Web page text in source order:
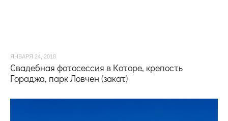
ЯНВАРЯ 24, 2018
Свадебная фотосессия в Которе, крепость
Гораджа, парк Ловчен (закат)